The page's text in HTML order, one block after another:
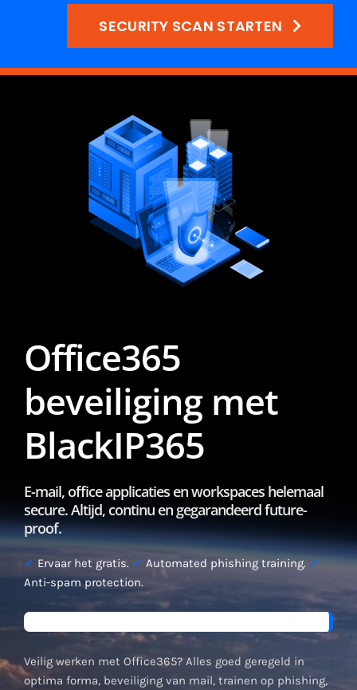
SECURITY SCAN STARTEN
Office365
beveiliging met
BlackIP365
E-mail, office applicaties en workspaces helemaal
secure. Altijd, continu en gegarandeerd future-
proof.
✓ Ervaar het gratis. ✓ Automated phishing training. ✓
Anti-spam protection.
Veilig werken met Office365? Alles goed geregeld in
optima forma, beveiliging van mail, trainen op phishing,